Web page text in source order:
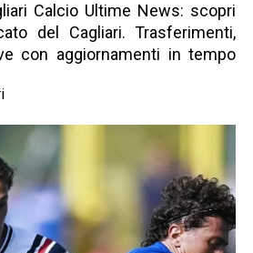
Calcio Ultime News: scopri
del Cagliari. Trasferimenti,
con aggiornamenti in tempo